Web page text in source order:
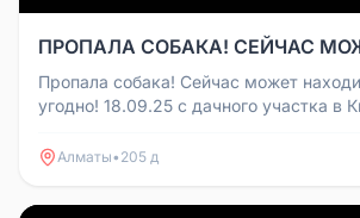
ПРОПАЛА СОБАКА! СЕЙЧАС
Пропала собака! Сейчас может
угодно! 18.09.25 с дачного участка в Киржачском
Алматы• 205 д